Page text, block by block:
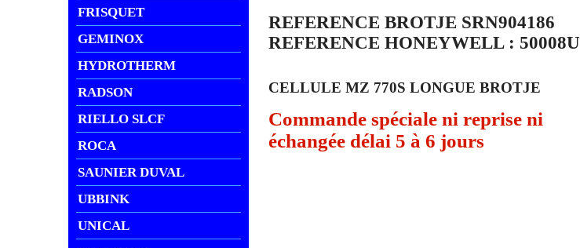
FRISQUET
GEMINOX
HYDROTHERM
RADSON
RIELLO SLCF
ROCA
SAUNIER DUVAL
UBBINK
UNICAL
REFERENCE BROTJE SRN904186
REFERENCE HONEYWELL : 50008U
CELLULE MZ 770S LONGUE BROTJE
Commande spéciale ni reprise ni
échangée délai 5 à 6 jours